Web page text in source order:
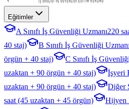
Eğitimler
A Sınıfı İş Güvenliği Uzmanı220
40 staj)
B Sınıfı İş Güvenliği Uzmanı
örgün + 40 staj)
C Sınıfı İş
uzaktan + 90 örgün + 40 staj)
İşyeri
uzaktan + 90 örgün + 40 staj)
Diğer
saat (45 uzaktan + 45 örgün)
Hijyen